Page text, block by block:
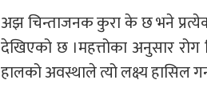
अझ चिन्ताजनक कुरा के छ भने
देखिएको छ ।महत्तोका अनुसार रोग
हालको अवस्थाले त्यो लक्ष्य